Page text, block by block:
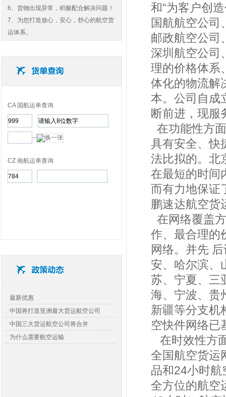
6、货物出现异常，积极配合解决问题！
7、为您打造放心，安心，舒心的航空货
运体系。
CA 国航运单查询
--
CZ 南航运单查询
最新优惠
中国将打造亚洲最大货运航空公司
中国三大货运航空公司将合并
为什么需要航空运输
和“为客户创
国航航空公司
邮政航空公司
深圳航空公司
理的价格体系
体化的物流解
本。公司自成
断前进，现服
在功能性方
具有安全、快
法比拟的。北
在最短的时间
而有力地保证
鹏速达航空
在网络覆盖
作、最合理的
网络。并先
安、哈尔滨、
苏、宁夏、三
海、宁波、贵
新疆等分支机
空快件网络
在时效性方
全国航空货运
品和24小时
全方位的航空